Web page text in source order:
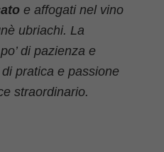
e affogati nel vino
ubriachi. La
di pazienza e
pratica e passione
straordinario.